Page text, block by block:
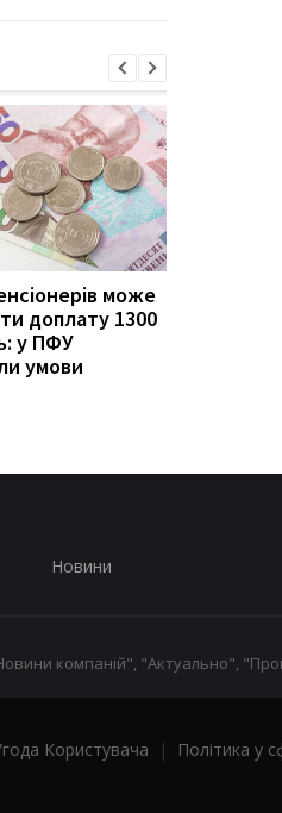
може
доплату 1300
у ПФУ
умови
Новини
компаній", "Актуально",
Користувача |
Політика у